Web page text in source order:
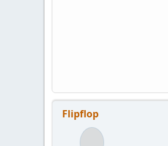
Flipflop